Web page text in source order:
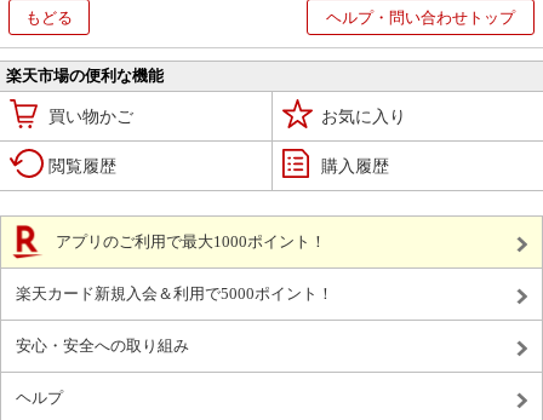
もどる ヘルプ・問い合わせトップ
楽天市場の便利な機能
買い物かご お気に入り
閲覧履歴 購入履歴
アプリのご利用で最大1000ポイント！
楽天カード新規入会＆利用で5000ポイント！
安心・安全への取り組み
ヘルプ